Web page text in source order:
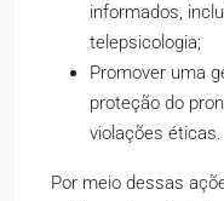
informados,
telepsicologia;
Promover uma
proteção do
violações éticas.
Por meio dessas